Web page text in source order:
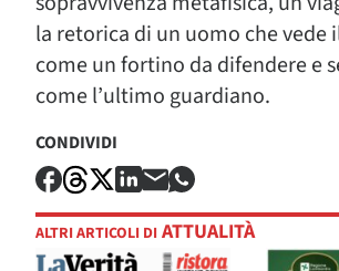
la retorica di un uomo che vede
come un fortino da difendere e
come l’ultimo guardiano.
CONDIVIDI
ALTRI ARTICOLI DI ATTUALITÀ